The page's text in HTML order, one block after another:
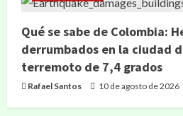
Qué se sabe de Colombia:
derrumbados en la ciudad
terremoto de 7,4 grados
Rafael Santos 10 de agosto de 2026